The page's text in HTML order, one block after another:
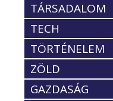
TÁRSADALOM
TECH
TÖRTÉNELEM
ZÖLD
GAZDASÁG